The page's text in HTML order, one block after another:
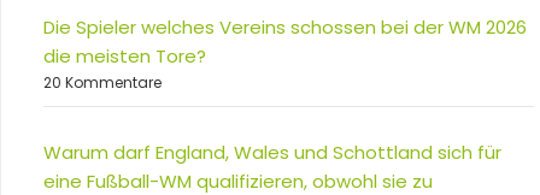
Die Spieler welches Vereins schossen bei der WM 2026
die meisten Tore?
20 Kommentare
Warum darf England, Wales und Schottland sich für
eine Fußball-WM qualifizieren, obwohl sie zu